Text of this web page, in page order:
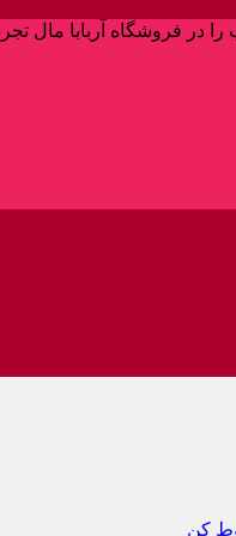
در فروشگاه آربابا مال
کن